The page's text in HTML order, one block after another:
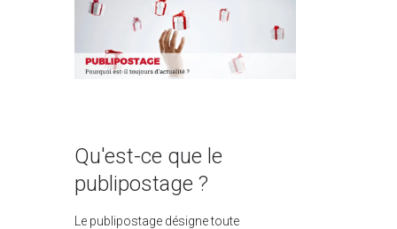
Qu'est-ce que le
publipostage ?
Le publipostage désigne toute